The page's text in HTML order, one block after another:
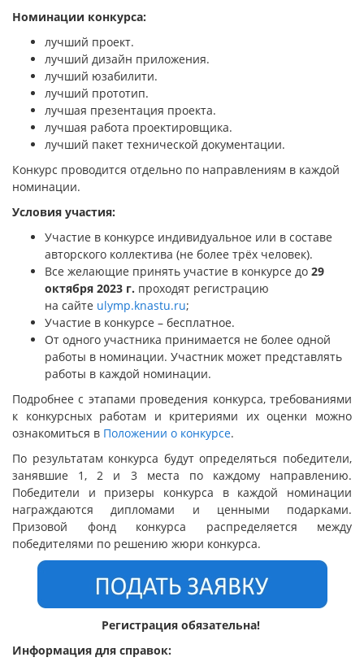
Номинации конкурса:
лучший проект.
лучший дизайн приложения.
лучший юзабилити.
лучший прототип.
лучшая презентация проекта.
лучшая работа проектировщика.
лучший пакет технической документации.
Конкурс проводится отдельно по направлениям в каждой
номинации.
Условия участия:
Участие в конкурсе индивидуальное или в составе
авторского коллектива (не более трёх человек).
Все желающие принять участие в конкурсе до 29
октября 2023 г. проходят регистрацию
на сайте ulymp.knastu.ru;
Участие в конкурсе – бесплатное.
От одного участника принимается не более одной
работы в номинации. Участник может представлять
работы в каждой номинации.
Подробнее с этапами проведения конкурса, требованиями
к конкурсных работам и критериями их оценки можно
ознакомиться в Положении о конкурсе.
По результатам конкурса будут определяться победители,
занявшие 1, 2 и 3 места по каждому направлению.
Победители и призеры конкурса в каждой номинации
награждаются дипломами и ценными подарками.
Призовой фонд конкурса распределяется между
победителями по решению жюри конкурса.
Регистрация обязательна!
Информация для справок: